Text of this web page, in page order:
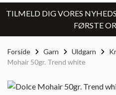
TILMELD DIG VORES
FØRSTE
Forside Garn Uldgarn
Mohair 50gr. Trend white